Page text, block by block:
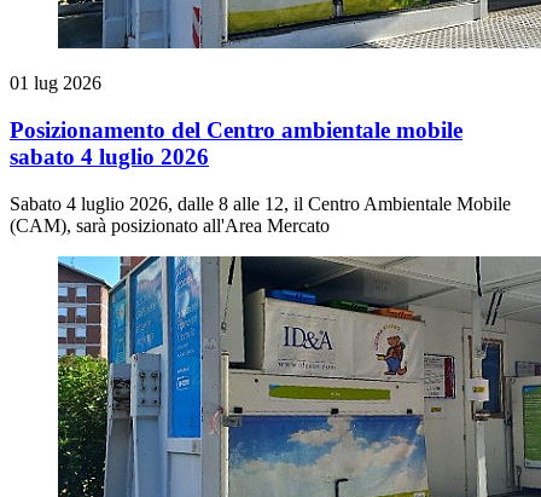
01 lug 2026
Posizionamento del Centro ambientale mobile
sabato 4 luglio 2026
Sabato 4 luglio 2026, dalle 8 alle 12, il Centro Ambientale Mobile
(CAM), sarà posizionato all'Area Mercato